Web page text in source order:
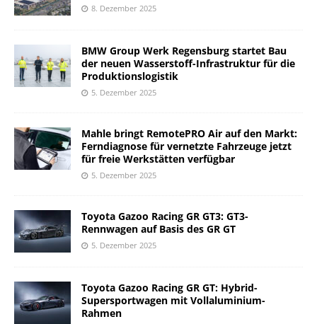
8. Dezember 2025
BMW Group Werk Regensburg startet Bau
der neuen Wasserstoff-Infrastruktur für die
Produktionslogistik
5. Dezember 2025
Mahle bringt RemotePRO Air auf den Markt:
Ferndiagnose für vernetzte Fahrzeuge jetzt
für freie Werkstätten verfügbar
5. Dezember 2025
Toyota Gazoo Racing GR GT3: GT3-
Rennwagen auf Basis des GR GT
5. Dezember 2025
Toyota Gazoo Racing GR GT: Hybrid-
Supersportwagen mit Vollaluminium-
Rahmen